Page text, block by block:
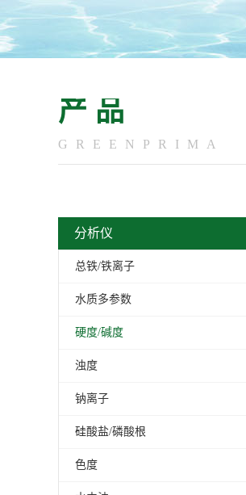
产品
GREENPRIMA
分析仪
总铁/铁离子
水质多参数
硬度/碱度
浊度
钠离子
硅酸盐/磷酸根
色度